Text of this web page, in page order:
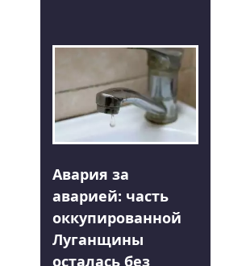
Авария за
аварией: часть
оккупированной
Луганщины
осталась без